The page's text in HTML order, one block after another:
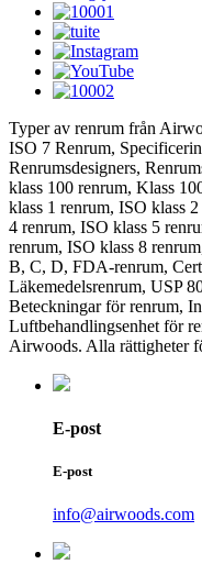
Typer av renrum från
ISO 7 Renrum,
Renrumsdesigners,
klass 100 renrum, Klass
klass 1 renrum, ISO klass
4 renrum, ISO klass 5
renrum, ISO klass 8
B, C, D, FDA-renrum,
Läkemedelsrenrum, USP
Beteckningar för renrum,
Luftbehandlingsenhet för
Airwoods. Alla rättigheter
E-post
E-post
info@airwoods.com